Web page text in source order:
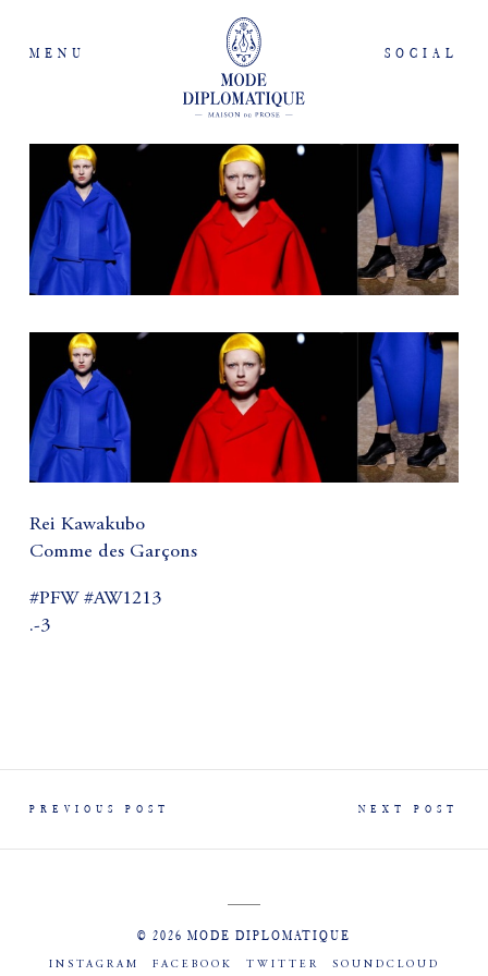
MENU SOCIAL
Rei Kawakubo
Comme des Garçons
#PFW #AW1213
.-3
PREVIOUS POST NEXT POST
© 2026 MODE DIPLOMATIQUE
INSTAGRAM FACEBOOK TWITTER SOUNDCLOUD